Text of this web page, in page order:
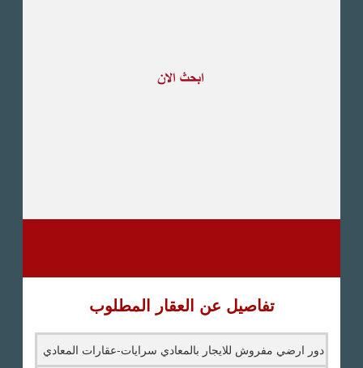
تفاصيل عن العقار المطلوب
دور ارضي مفروش للايجار بالمعادي سرايات-عقارات المعادي